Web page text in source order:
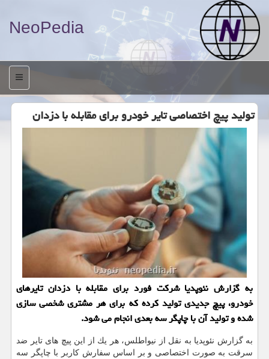
NeoPedia
منو
تولید پیچ اختصاصی تایر خودرو برای مقابله با دزدان
به گزارش نئوپدیا شركت فورد برای مقابله با دزدان تایرهای
خودرو، پیچ جدیدی تولید كرده كه برای هر مشتری شخصی سازی
شده و تولید آن با چاپگر سه بعدی انجام می شود.
به گزارش نئوپدیا به نقل از نیواطلس، هر یك از این پیچ های تایر ضد
سرقت به صورت اختصاصی و بر اساس سفارش كاربر با چاپگر سه